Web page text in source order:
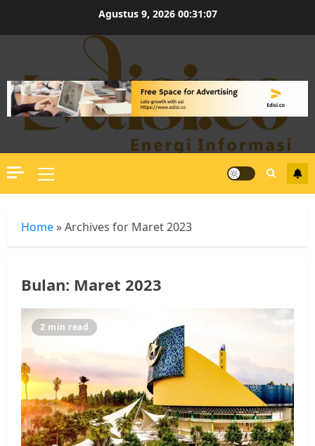
Agustus 9, 2026 00:31:08
Primary
Menu
Home »Archives for Maret 2023
Bulan: Maret 2023
2 min read